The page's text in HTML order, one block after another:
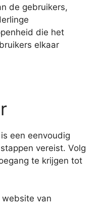
de gebruikers,
die het
elkaar
een eenvoudig
vereist. Volg
te krijgen tot
van